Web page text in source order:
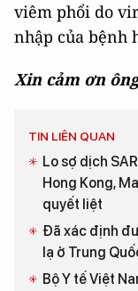
viêm phổi do
nhập của bệnh
Xin cảm ơn
TIN LIÊN QUAN
Lo sợ dịch
Hong Kong,
quyết liệt
Đã xác định
lạ ở Trung
Bộ Y tế Việt